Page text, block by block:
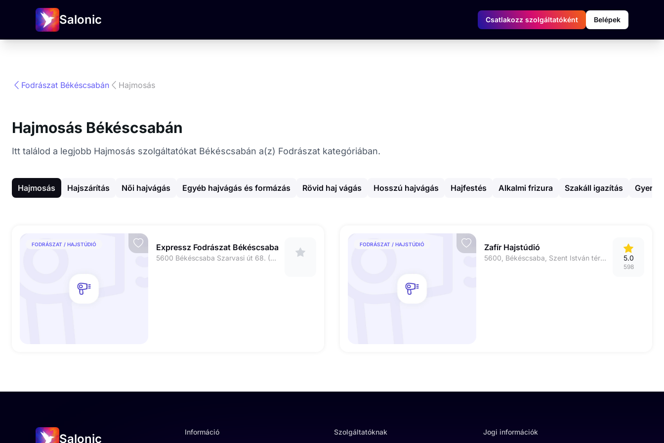
Salonic Csatlakozz szolgáltatóként Belépek
Fodrászat Békéscsabán Hajmosás
Hajmosás Békéscsabán
Itt találod a legjobb Hajmosás szolgáltatókat Békéscsabán a(z) Fodrászat kategóriában.
Hajmosás Hajszárítás Női hajvágás Egyéb hajvágás és formázás Rövid haj vágás Hosszú hajvágás Hajfestés Alkalmi frizura Szakáll igazítás
FODRÁSZAT / HAJSTÚDIÓ Expressz Fodrászat Békéscsaba
5600 Békéscsaba Szarvasi út 68. (TESCO Üzletsor)
FODRÁSZAT / HAJSTÚDIÓ Zafír Hajstúdió
5600, Békéscsaba, Szent István tér 10/1 5.0
598
Salonic Információ Szolgáltatóknak Jogi információk